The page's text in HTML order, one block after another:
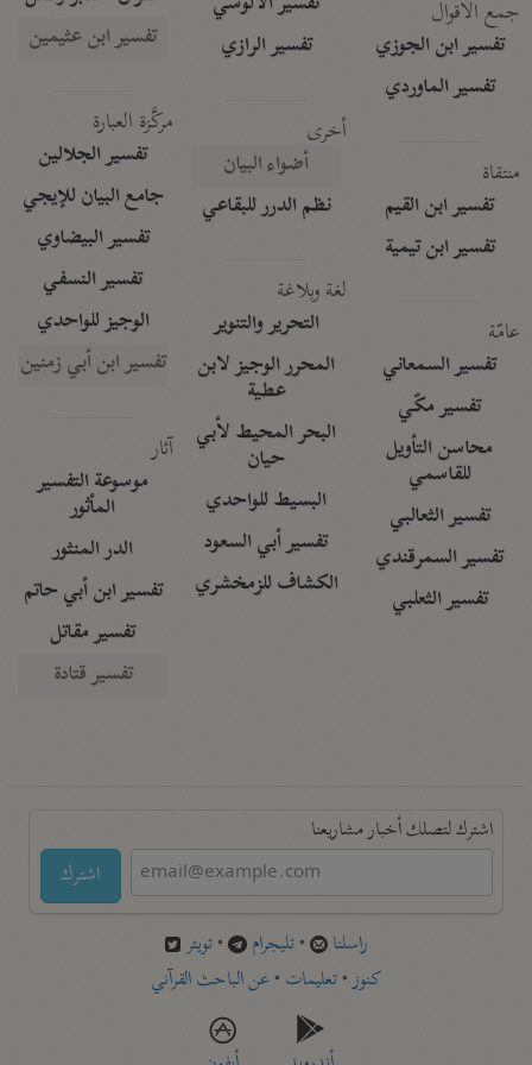
جمع الأقوال
تفسير ابن الجوزي
تفسير الماوردي
منتقاة
تفسير ابن القيم
تفسير ابن تيمية
عامّة
تفسير السمعاني
تفسير مكّي
محاسن التأويل
للقاسمي
تفسير الثعالبي
تفسير السمرقندي
تفسير الثعلبي
تفسير الرازي
أخرى
أضواء البيان
نظم الدرر للبقاعي
لغة وبلاغة
التحرير والتنوير
المحرر الوجيز لابن
عطية
البحر المحيط لأبي
حيان
البسيط للواحدي
تفسير أبي السعود
الكشاف للزمخشري
تفسير ابن عثيمين
مركَّزة العبارة
تفسير الجلالين
جامع البيان للإيجي
تفسير البيضاوي
تفسير النسفي
الوجيز للواحدي
تفسير ابن أبي زمنين
آثار
موسوعة التفسير
المأثور
الدر المنثور
تفسير ابن أبي حاتم
تفسير مقاتل
تفسير قتادة
اشترك لتصلك أخبار مشاريعنا
اشترك
راسلنا •تليجرام •تويتر
كنوز•تعليمات •عن الباحث القرآني